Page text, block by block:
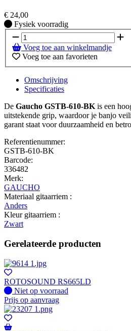
€ 24,00
Fysiek voorradig
Fysiek voorradig
Voeg toe aan winkelmandje
Voeg toe aan favorieten
Omschrijving
Specificaties
De Gaucho GSTB-610-BKis een
uitstekende grip, waardoor je banjo
garant staat voor duurzaamheid en
Referentienummer:
GSTB-610-BK
Barcode:
336482
Merk:
GAUCHO
Materiaal gitaarriem :
Anders
Kleur gitaarriem :
Zwart
Gerelateerde producten
ROTOSOUND RS665LD
Fysiek voorradig
Niet op voorraad
Prijs op aanvraag